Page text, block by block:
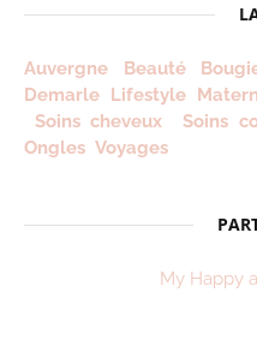
Auvergne Beauté
Demarle Lifestyle
Soins cheveux
Soins
Ongles Voyages
My Happy